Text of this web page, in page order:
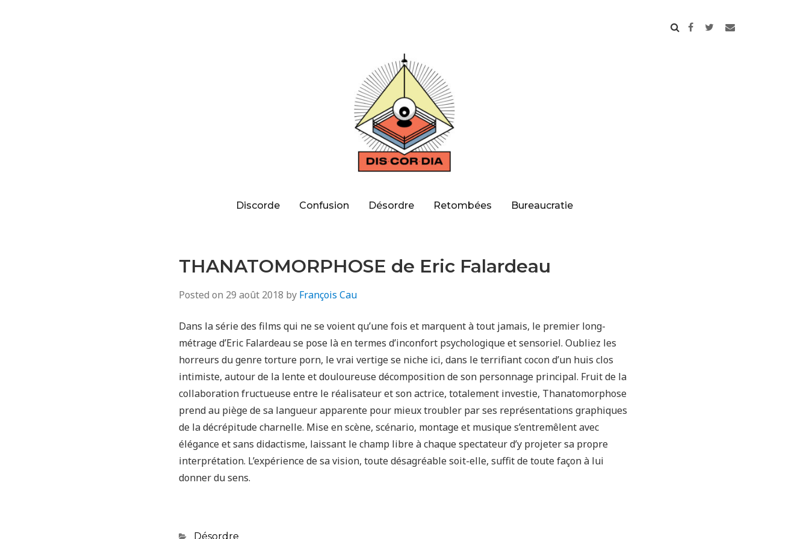
Discorde Confusion Désordre Retombées Bureaucratie
THANATOMORPHOSE de Eric Falardeau
Posted on 29 août 2018 by François Cau
Dans la série des films qui ne se voient qu’une fois et marquent à tout jamais, le premier long-
métrage d’Eric Falardeau se pose là en termes d’inconfort psychologique et sensoriel. Oubliez les
horreurs du genre torture porn, le vrai vertige se niche ici, dans le terrifiant cocon d’un huis clos
intimiste, autour de la lente et douloureuse décomposition de son personnage principal. Fruit de la
collaboration fructueuse entre le réalisateur et son actrice, totalement investie, Thanatomorphose
prend au piège de sa langueur apparente pour mieux troubler par ses représentations graphiques
de la décrépitude charnelle. Mise en scène, scénario, montage et musique s’entremêlent avec
élégance et sans didactisme, laissant le champ libre à chaque spectateur d’y projeter sa propre
interprétation. L’expérience de sa vision, toute désagréable soit-elle, suffit de toute façon à lui
donner du sens.
Categories
Désordre